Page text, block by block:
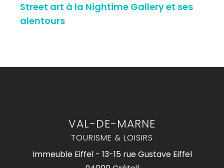
Street art à la Nightime Gallery et ses
alentours
VAL-DE-MARNE
TOURISME & LOISIRS
Immeuble Eiffel - 13-15 rue Gustave Eiffel